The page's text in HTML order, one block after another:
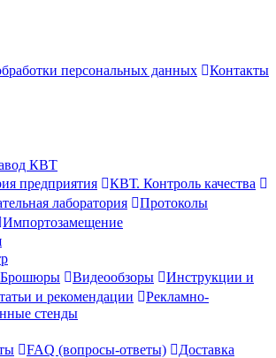
персональных данных
Контакты
КВТ
предприятия
КВТ. Контроль качества
лаборатория
Протоколы
Импортозамещение
Брошюры Видеообзоры
Инструкции и
и рекомендации
Рекламно-
стенды
FAQ (вопросы-ответы)
Доставка